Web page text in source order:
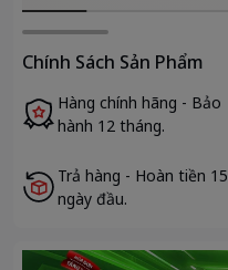
Chính Sách Sản Phẩm
Hàng chính hãng - Bảo
hành 12 tháng.
Trả hàng - Hoàn tiền 15
ngày đầu.
Đóng